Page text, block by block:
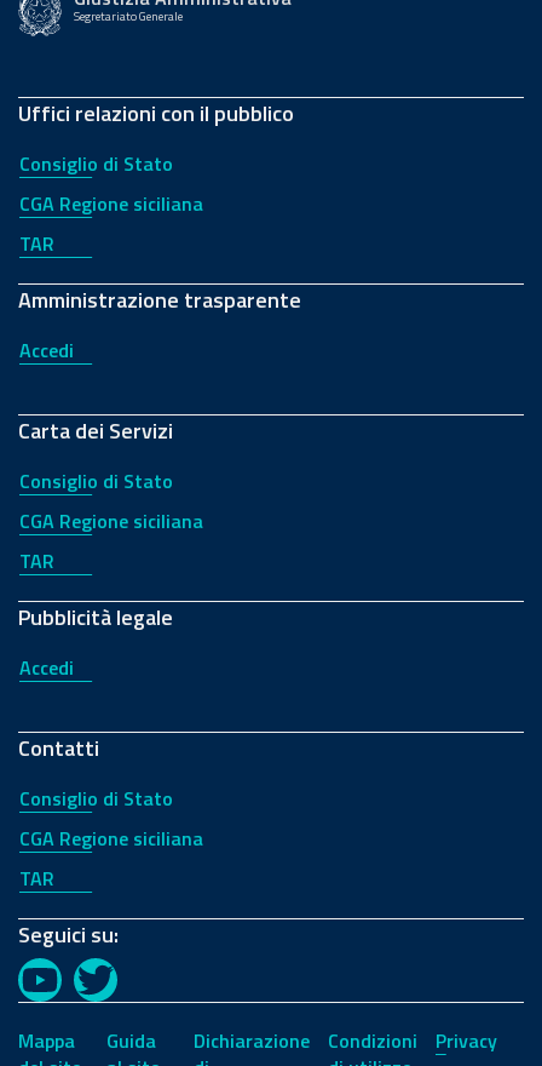
Segretariato Generale
Uffici relazioni con il pubblico
Consiglio di Stato
CGA Regione siciliana
TAR
Amministrazione trasparente
Accedi
Carta dei Servizi
Consiglio di Stato
CGA Regione siciliana
TAR
Pubblicità legale
Accedi
Contatti
Consiglio di Stato
CGA Regione siciliana
TAR
Seguici su:
YouTubeTwitter
Mappa
Guida
Dichiarazione
Condizioni
Privacy